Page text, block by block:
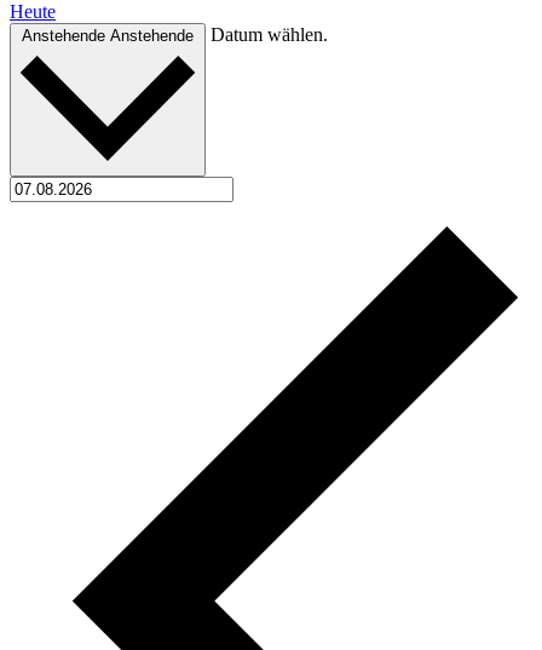
Heute
Anstehende Anstehende Datum wählen.